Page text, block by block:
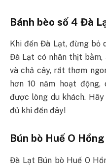
Bánh bèo số 4 Đà
Khi đến Đà Lạt, đừng bỏ
Đà Lạt có nhân thịt bằm,
và chả cây, rất thơm
hơn 10 năm hoạt
được lòng du khách.
đủ khi đến đây!
Bún bò Huế O Hồng
Đà Lạt Bún bò Huế O